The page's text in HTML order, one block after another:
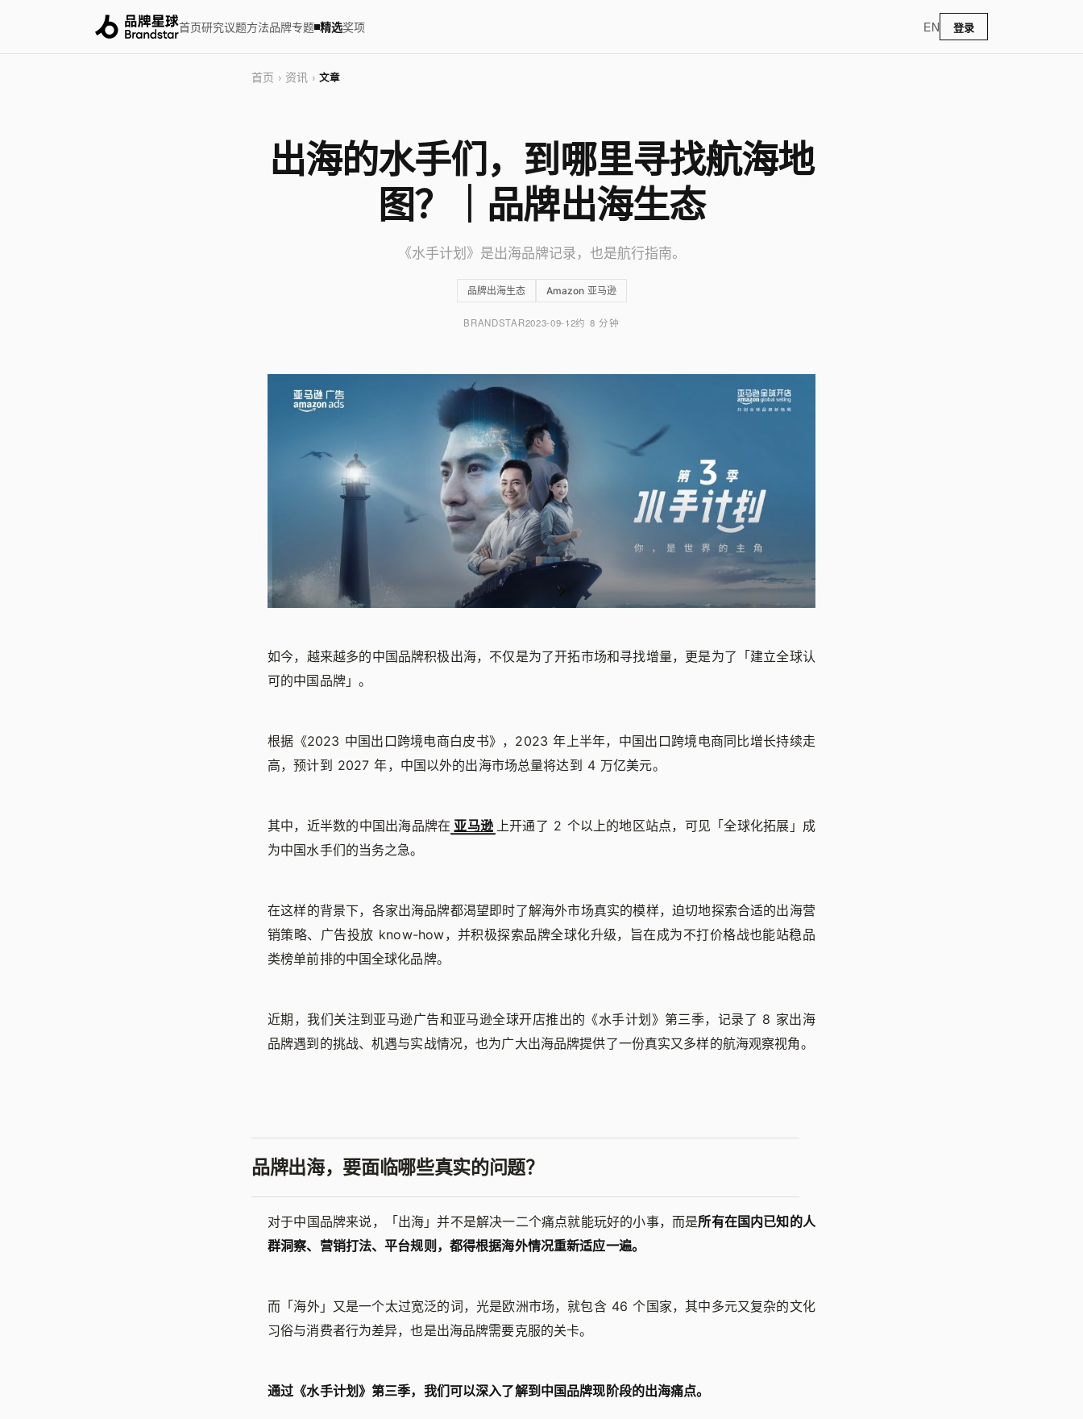
首页研究议题方法品牌专题 精选奖项 EN 登录
首页 › 资讯 › 文章
出海的水手们，到哪里寻找航海地
图？｜品牌出海生态
《水手计划》是出海品牌记录，也是航行指南。
品牌出海生态 Amazon 亚马逊
BRANDSTAR2023-09-12约 8 分钟
如今，越来越多的中国品牌积极出海，不仅是为了开拓市场和寻找增量，更是为了「建立全球认
可的中国品牌」。
根据《2023 中国出口跨境电商白皮书》，2023 年上半年，中国出口跨境电商同比增长持续走
高，预计到 2027 年，中国以外的出海市场总量将达到 4 万亿美元。
其中，近半数的中国出海品牌在 亚马逊 上开通了 2 个以上的地区站点，可见「全球化拓展」成
为中国水手们的当务之急。
在这样的背景下，各家出海品牌都渴望即时了解海外市场真实的模样，迫切地探索合适的出海营
销策略、广告投放 know-how，并积极探索品牌全球化升级，旨在成为不打价格战也能站稳品
类榜单前排的中国全球化品牌。
近期，我们关注到亚马逊广告和亚马逊全球开店推出的《水手计划》第三季，记录了 8 家出海
品牌遇到的挑战、机遇与实战情况，也为广大出海品牌提供了一份真实又多样的航海观察视角。
品牌出海，要面临哪些真实的问题？
对于中国品牌来说，「出海」并不是解决一二个痛点就能玩好的小事，而是所有在国内已知的人
群洞察、营销打法、平台规则，都得根据海外情况重新适应一遍。
而「海外」又是一个太过宽泛的词，光是欧洲市场，就包含 46 个国家，其中多元又复杂的文化
习俗与消费者行为差异，也是出海品牌需要克服的关卡。
通过《水手计划》第三季，我们可以深入了解到中国品牌现阶段的出海痛点。